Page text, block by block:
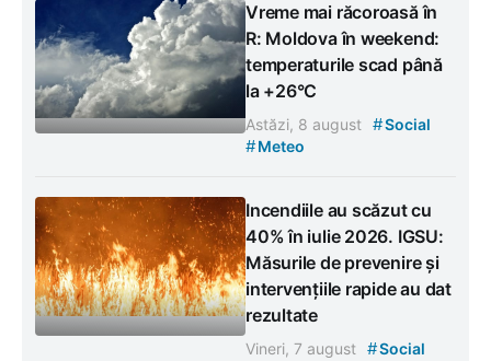
Vreme mai răcoroasă în
R: Moldova în weekend:
temperaturile scad până
la +26°C
Astăzi, 8 august #Social
#Meteo
Incendiile au scăzut cu
40% în iulie 2026. IGSU:
Măsurile de prevenire și
intervențiile rapide au dat
rezultate
Vineri, 7 august #Social